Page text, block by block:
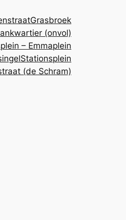
Grasbroek
(onvol)
– Emmaplein
Stationsplein
(de Schram)